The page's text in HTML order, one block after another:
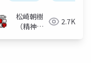
松崎朝樹
（精神科
2.7K